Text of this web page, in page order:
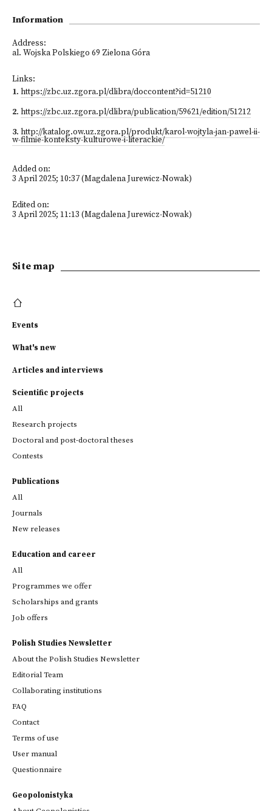
Information
Address:
al. Wojska Polskiego 69 Zielona Góra
Links:
1. https://zbc.uz.zgora.pl/dlibra/doccontent?id=51210
2. https://zbc.uz.zgora.pl/dlibra/publication/59621/edition/51212
3. http://katalog.ow.uz.zgora.pl/produkt/karol-wojtyla-jan-pawel-ii-
w-filmie-konteksty-kulturowe-i-literackie/
Added on:
3 April 2025; 10:37 (Magdalena Jurewicz-Nowak)
Edited on:
3 April 2025; 11:13 (Magdalena Jurewicz-Nowak)
Site map
Events
What's new
Articles and interviews
Scientific projects
All
Research projects
Doctoral and post-doctoral theses
Contests
Publications
All
Journals
New releases
Education and career
All
Programmes we offer
Scholarships and grants
Job offers
Polish Studies Newsletter
About the Polish Studies Newsletter
Editorial Team
Collaborating institutions
FAQ
Contact
Terms of use
User manual
Questionnaire
Geopolonistyka